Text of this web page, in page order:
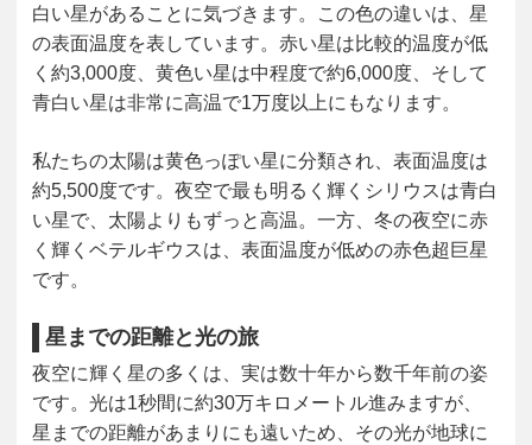
白い星があることに気づきます。この色の違いは、星
の表面温度を表しています。赤い星は比較的温度が低
く約3,000度、黄色い星は中程度で約6,000度、そして
青白い星は非常に高温で1万度以上にもなります。
私たちの太陽は黄色っぽい星に分類され、表面温度は
約5,500度です。夜空で最も明るく輝くシリウスは青白
い星で、太陽よりもずっと高温。一方、冬の夜空に赤
く輝くベテルギウスは、表面温度が低めの赤色超巨星
です。
星までの距離と光の旅
夜空に輝く星の多くは、実は数十年から数千年前の姿
です。光は1秒間に約30万キロメートル進みますが、
星までの距離があまりにも遠いため、その光が地球に